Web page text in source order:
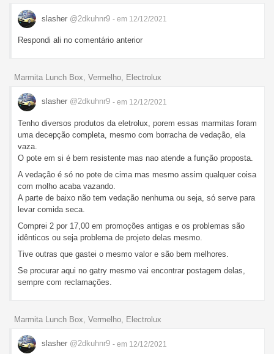
slasher @2dkuhnr9 - em 12/12/2021
Respondi ali no comentário anterior
Marmita Lunch Box, Vermelho, Electrolux
slasher @2dkuhnr9 - em 12/12/2021
Tenho diversos produtos da eletrolux, porem essas marmitas foram
uma decepção completa, mesmo com borracha de vedação, ela
vaza.
O pote em si é bem resistente mas nao atende a função proposta.
A vedação é só no pote de cima mas mesmo assim qualquer coisa
com molho acaba vazando.
A parte de baixo não tem vedação nenhuma ou seja, só serve para
levar comida seca.
Comprei 2 por 17,00 em promoções antigas e os problemas são
idênticos ou seja problema de projeto delas mesmo.
Tive outras que gastei o mesmo valor e são bem melhores.
Se procurar aqui no gatry mesmo vai encontrar postagem delas,
sempre com reclamações.
Marmita Lunch Box, Vermelho, Electrolux
slasher @2dkuhnr9 - em 12/12/2021